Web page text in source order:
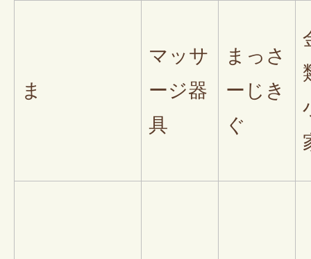
ま
マッサ
ージ器
具
まっさ
ーじき
ぐ